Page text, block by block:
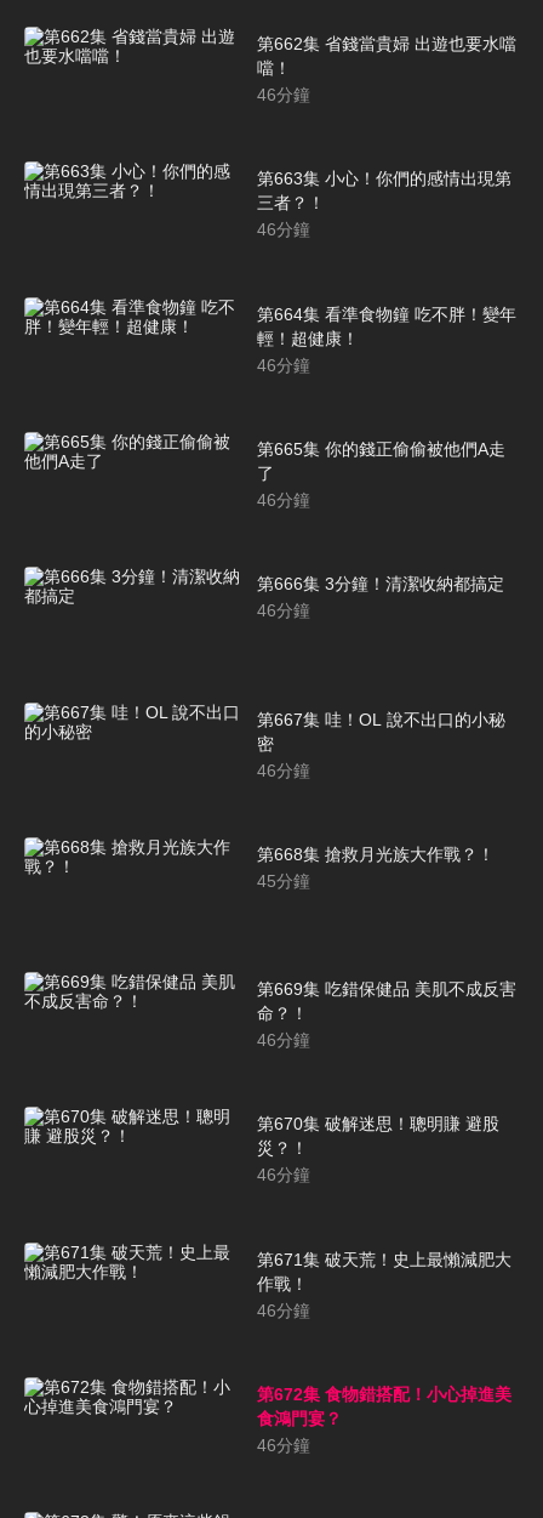
第662集 省錢當貴婦 出遊也要水噹
噹！
46分鐘
第663集 小心！你們的感情出現第
三者？！
46分鐘
第664集 看準食物鐘 吃不胖！變年
輕！超健康！
46分鐘
第665集 你的錢正偷偷被他們A走
了
46分鐘
第666集 3分鐘！清潔收納都搞定
46分鐘
第667集 哇！OL 說不出口的小秘
密
46分鐘
第668集 搶救月光族大作戰？！
45分鐘
第669集 吃錯保健品 美肌不成反害
命？！
46分鐘
第670集 破解迷思！聰明賺 避股
災？！
46分鐘
第671集 破天荒！史上最懶減肥大
作戰！
46分鐘
第672集 食物錯搭配！小心掉進美
食鴻門宴？
46分鐘